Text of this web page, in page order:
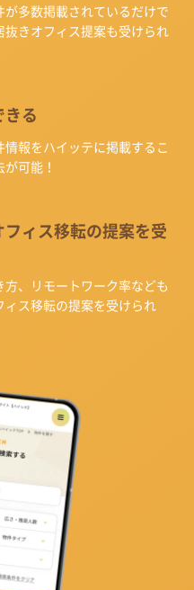
が多数掲載されているだけで
抜きオフィス提案も受けられ
る
報をハイッテに掲載するこ
可能！
フィス移転の提案を受
方、リモートワーク率なども
ス移転の提案を受けられ